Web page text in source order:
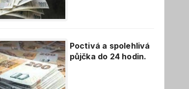
Poctivá a spolehlivá
půjčka do 24 hodin.